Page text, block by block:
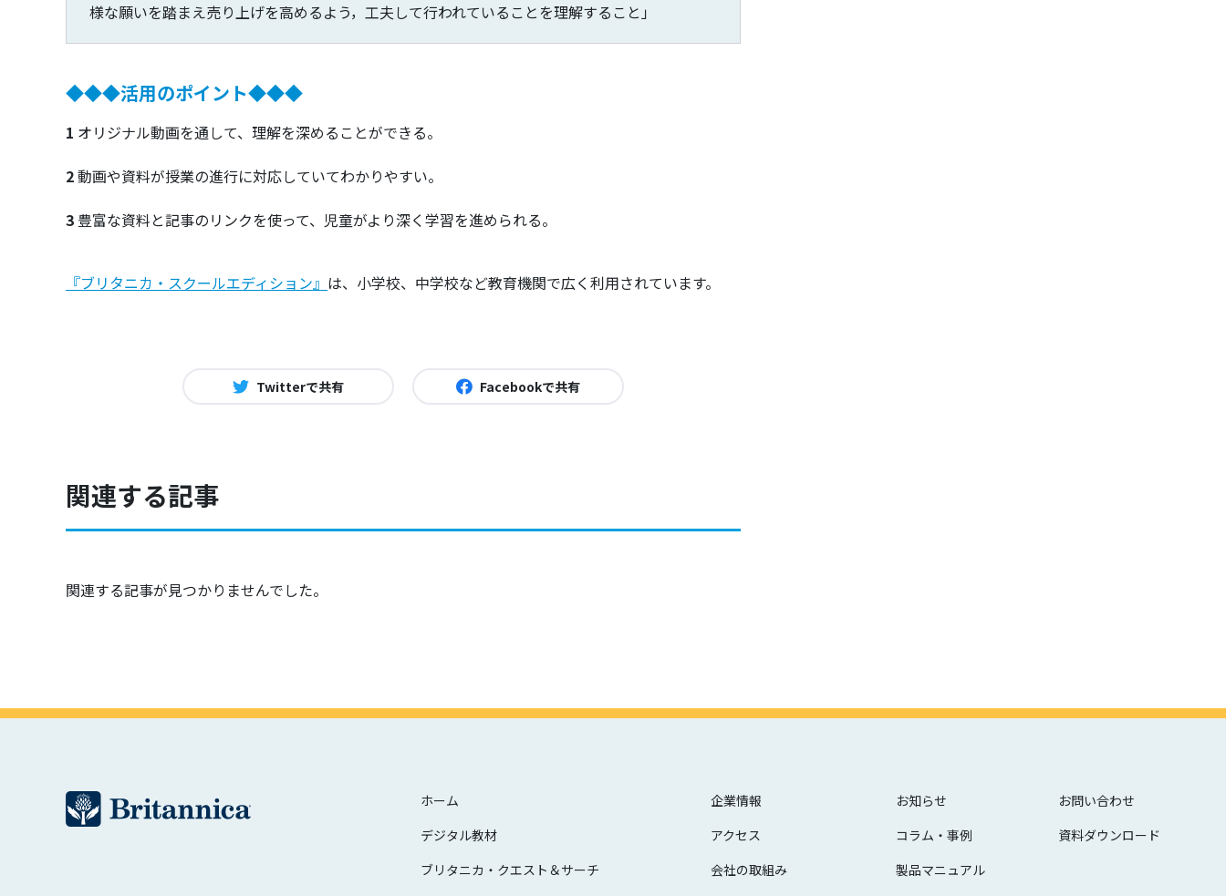
様な願いを踏まえ売り上げを高めるよう，工夫して行われていることを理解すること」
◆◆◆活用のポイント◆◆◆
1 オリジナル動画を通して、理解を深めることができる。
2動画や資料が授業の進行に対応していてわかりやすい。
3 豊富な資料と記事のリンクを使って、児童がより深く学習を進められる。
『ブリタニカ・スクールエディション』 は、小学校、中学校など教育機関で広く利用されています。
Twitterで共有 Facebookで共有
関連する記事
関連する記事が見つかりませんでした。
ホーム
デジタル教材
ブリタニカ・クエスト＆サーチ
企業情報
アクセス
会社の取組み
お知らせ
コラム・事例
製品マニュアル
お問い合わせ
資料ダウンロード